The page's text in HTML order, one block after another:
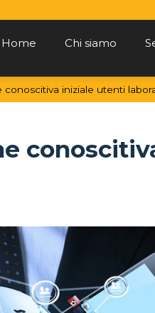
Home Chi siamo
iniziale utenti